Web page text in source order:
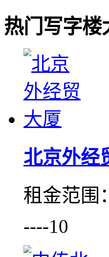
热门写字楼
北京外经
租金范围：
----10